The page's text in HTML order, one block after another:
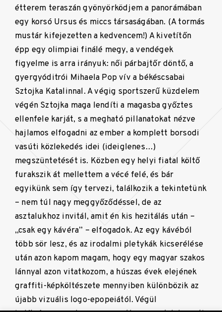
étterem teraszán gyönyörködjem a panorámában
egy korsó Ursus és miccs társaságában. (A tormás
mustár kifejezetten a kedvencem!) A kivetítőn
épp egy olimpiai finálé megy, a vendégek
figyelme is arra irányuk: női párbajtőr döntő, a
gyergyóditrói Mihaela Pop vív a békéscsabai
Sztojka Katalinnal. A végig sportszerű küzdelem
végén Sztojka maga lendíti a magasba győztes
ellenfele karját, s a megható pillanatokat nézve
hajlamos elfogadni az ember a komplett borsodi
vasúti közlekedés idei (ideiglenes…)
megszüntetését is. Közben egy helyi fiatal költő
furakszik át mellettem a vécé felé, és bár
egyikünk sem így tervezi, találkozik a tekintetünk
– nem túl nagy meggyőződéssel, de az
asztalukhoz invitál, amit én kis hezitálás után –
„csak egy kávéra” – elfogadok. Az egy kávéból
több sör lesz, és az irodalmi pletykák kicserélése
után azon kapom magam, hogy egy magyar szakos
lánnyal azon vitatkozom, a húszas évek elejének
graffiti-képköltészete mennyiben különbözik az
újabb vizuális logo-epopeiától. Végül